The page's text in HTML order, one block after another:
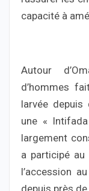
capacité à
Autour
d’hommes
larvée depuis
une «
largement
a participé au
l’accession